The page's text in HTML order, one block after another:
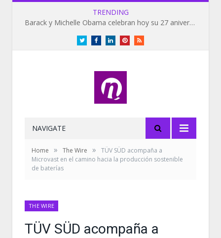
TRENDING
Barack y Michelle Obama celebran hoy su 27 aniversario de bodas
TwitterFacebookLinkedInPinterestRSS
NAVIGATE
Home » The Wire »
TÜV SÜD acompaña a
Microvast en el camino hacia la producción sostenible
de baterías
THE WIRE
TÜV SÜD acompaña a